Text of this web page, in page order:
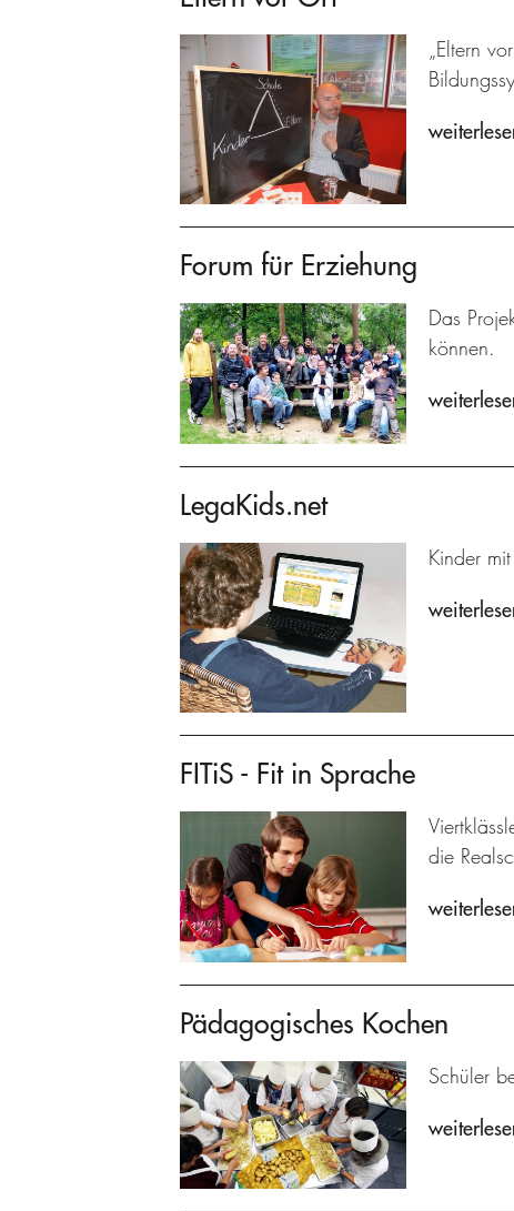
„Eltern
Forum für Erziehung
Das
können.
LegaKids.net
Kinder
FITiS - Fit in Sprache
die
Pädagogisches Kochen
Schüler